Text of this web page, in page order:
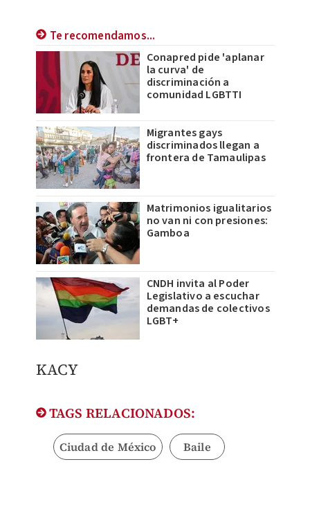
Te recomendamos...
Conapred pide 'aplanar
la curva' de
discriminación a
comunidad LGBTTI
Migrantes gays
discriminados llegan a
frontera de Tamaulipas
Matrimonios igualitarios
no van ni con presiones:
Gamboa
CNDH invita al Poder
Legislativo a escuchar
demandas de colectivos
LGBT+
​KACY
TAGS RELACIONADOS:
Ciudad de México Baile